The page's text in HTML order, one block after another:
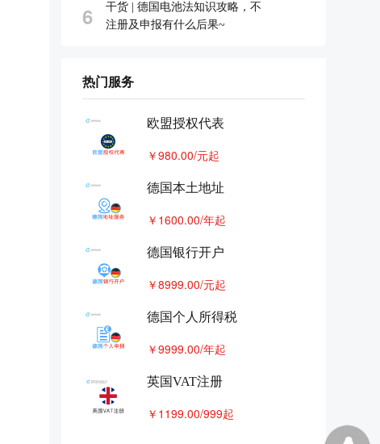
6
干货 | 德国电池法知识攻略，不
注册及申报有什么后果~
8 欧洲可以共用一个vat吗
德国VAT查税封号，是解封还是
重新申请VAT？
10
这笔账您一定要算清楚
热门服务
欧盟授权代表
￥980.00/元起
德国本土地址
￥1600.00/年起
德国银行开户
￥8999.00/元起
德国个人所得税
￥9999.00/年起
英国VAT注册
￥1199.00/999起